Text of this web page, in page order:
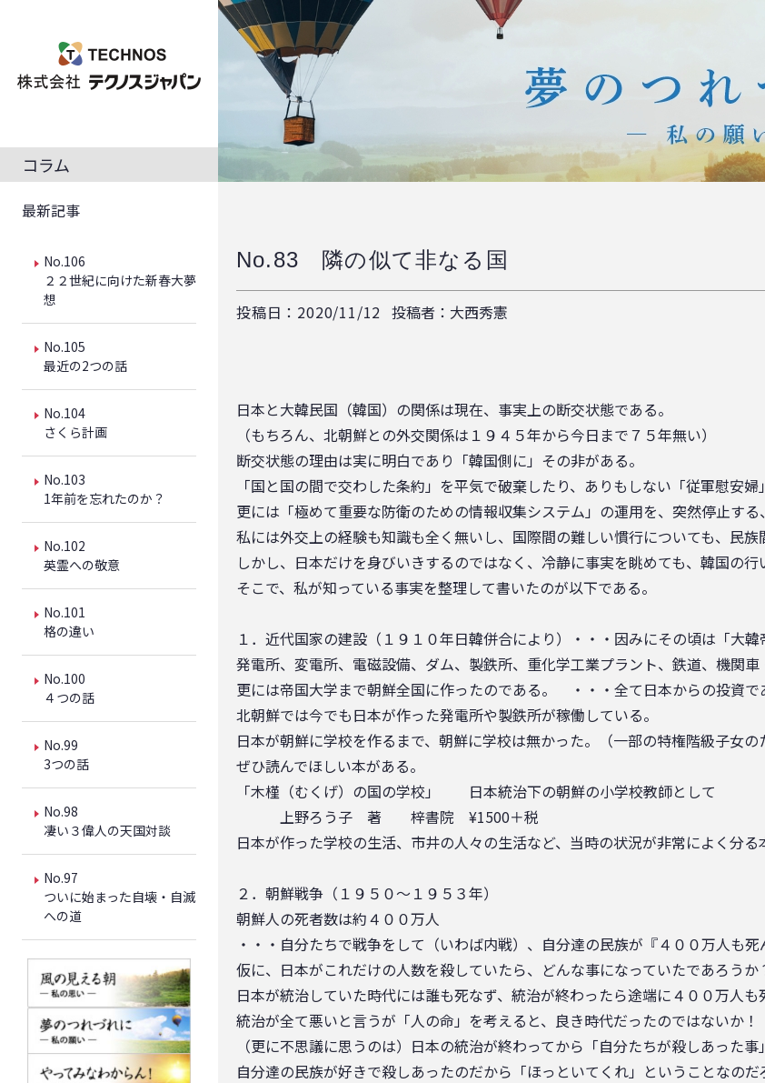
コラム
最新記事
No.106
２２世紀に向けた新春大夢
想
No.105
最近の2つの話
No.104
さくら計画
No.103
1年前を忘れたのか？
No.102
英霊への敬意
No.101
格の違い
No.100
４つの話
No.99
3つの話
No.98
凄い３偉人の天国対談
No.97
ついに始まった自壊・自滅
への道
No.83 隣の似て非なる国
投稿日：2020/11/12 投稿者：大西秀憲
日本と大韓民国（韓国）の関係は現在、事実上の断交状態である。
（もちろん、北朝鮮との外交関係は１９４５年から今日まで７５年無い）
断交状態の理由は実に明白であり「韓国側に」その非がある。
「国と国の間で交わした条約」を平気で破棄したり、ありもしない「従軍慰安
更には「極めて重要な防衛のための情報収集システム」の運用を、突然停止する
私には外交上の経験も知識も全く無いし、国際間の難しい慣行についても、民族
しかし、日本だけを身びいきするのではなく、冷静に事実を眺めても、韓国の行
そこで、私が知っている事実を整理して書いたのが以下である。
１．近代国家の建設（１９１０年日韓併合により）・・・因みにその頃は「大韓
発電所、変電所、電磁設備、ダム、製鉄所、重化学工業プラント、鉄道、機関
更には帝国大学まで朝鮮全国に作ったのである。 ・・・全て日本からの投資で
北朝鮮では今でも日本が作った発電所や製鉄所が稼働している。
日本が朝鮮に学校を作るまで、朝鮮に学校は無かった。（一部の特権階級子女の
ぜひ読んでほしい本がある。
「木槿（むくげ）の国の学校」 日本統治下の朝鮮の小学校教師として
上野ろう子 著 梓書院 ¥1500＋税
日本が作った学校の生活、市井の人々の生活など、当時の状況が非常によく分る
２．朝鮮戦争（１９５０～１９５３年）
朝鮮人の死者数は約４００万人
・・・自分たちで戦争をして（いわば内戦）、自分達の民族が『４００万人も死
仮に、日本がこれだけの人数を殺していたら、どんな事になっていたであろうか
日本が統治していた時代には誰も死なず、統治が終わったら途端に４００万人
統治が全て悪いと言うが「人の命」を考えると、良き時代だったのではないか！
（更に不思議に思うのは）日本の統治が終わってから「自分たちが殺しあった
自分達の民族が好きで殺しあったのだから「ほっといてくれ」ということなのだ